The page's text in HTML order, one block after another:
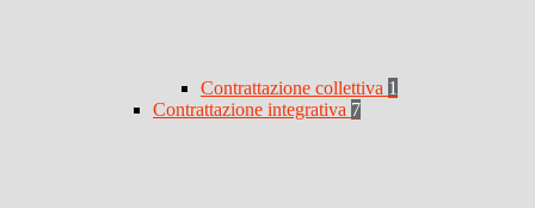
Contrattazione collettiva 1
Contrattazione integrativa 7